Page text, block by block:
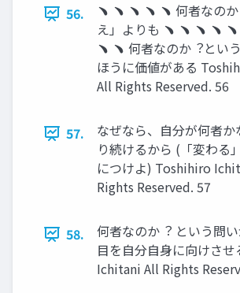
56.
﹅ ﹅ ﹅ ﹅ ﹅ 何者なの
え」よりも ﹅ ﹅ ﹅ ﹅
﹅ ﹅ 何者なのか︖とい
ほうに価値がある
All Rights Reserved. 56
57.
なぜなら、⾃分が何者か
り続けるから (「変わる
につけよ) Toshihiro
Rights Reserved. 57
58.
何者なのか︖ という問
⽬を⾃分⾃⾝に向けさ
Ichitani All Rights